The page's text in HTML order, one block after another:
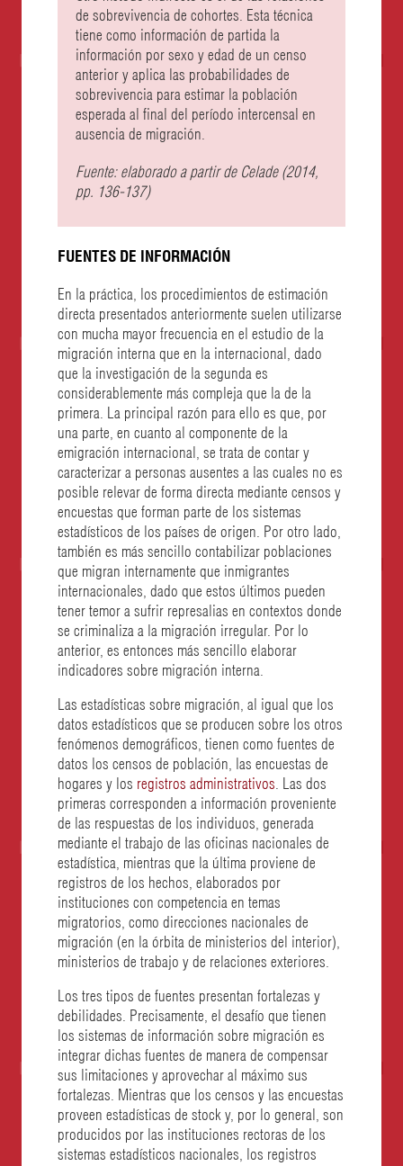
de sobrevivencia de cohortes. Esta técnica
tiene como información de partida la
información por sexo y edad de un censo
anterior y aplica las probabilidades de
sobrevivencia para estimar la población
esperada al final del período intercensal en
ausencia de migración.
Fuente: elaborado a partir de Celade (2014,
pp. 136-137)
FUENTES DE INFORMACIÓN
En la práctica, los procedimientos de estimación
directa presentados anteriormente suelen utilizarse
con mucha mayor frecuencia en el estudio de la
migración interna que en la internacional, dado
que la investigación de la segunda es
considerablemente más compleja que la de la
primera. La principal razón para ello es que, por
una parte, en cuanto al componente de la
emigración internacional, se trata de contar y
caracterizar a personas ausentes a las cuales no es
posible relevar de forma directa mediante censos y
encuestas que forman parte de los sistemas
estadísticos de los países de origen. Por otro lado,
también es más sencillo contabilizar poblaciones
que migran internamente que inmigrantes
internacionales, dado que estos últimos pueden
tener temor a sufrir represalias en contextos donde
se criminaliza a la migración irregular. Por lo
anterior, es entonces más sencillo elaborar
indicadores sobre migración interna.
Las estadísticas sobre migración, al igual que los
datos estadísticos que se producen sobre los otros
fenómenos demográficos, tienen como fuentes de
datos los censos de población, las encuestas de
hogares y los registros administrativos . Las dos
primeras corresponden a información proveniente
de las respuestas de los individuos, generada
mediante el trabajo de las oficinas nacionales de
estadística, mientras que la última proviene de
registros de los hechos, elaborados por
instituciones con competencia en temas
migratorios, como direcciones nacionales de
migración (en la órbita de ministerios del interior),
ministerios de trabajo y de relaciones exteriores.
Los tres tipos de fuentes presentan fortalezas y
debilidades. Precisamente, el desafío que tienen
los sistemas de información sobre migración es
integrar dichas fuentes de manera de compensar
sus limitaciones y aprovechar al máximo sus
fortalezas. Mientras que los censos y las encuestas
proveen estadísticas de stock y, por lo general, son
producidos por las instituciones rectoras de los
sistemas estadísticos nacionales, los registros